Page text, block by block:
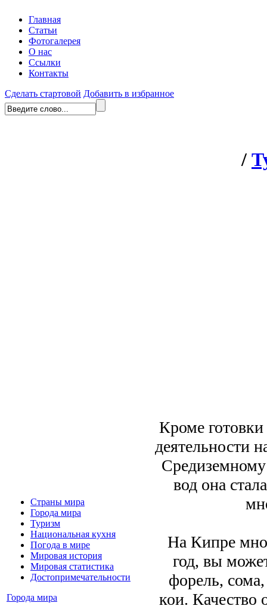
Главная
Статьи
Фотогалерея
О нас
Ссылки
Контакты
Сделать стартовой Добавить в избранное
Страны мира
Города мира
Туризм
Национальная кухня
Погода в мире
Мировая история
Мировая статистика
Достопримечательности
Города мира
/
Кроме
деятельности
вод она
На Кипре
год, вы
форель,
кои. Качество